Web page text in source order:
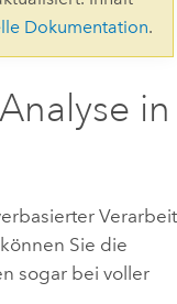
Umgebungen.
Dokumentation.
in
Sie die
sogar bei voller